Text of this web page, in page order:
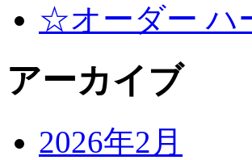
☆オーダー ハ
アーカイブ
2026年2月